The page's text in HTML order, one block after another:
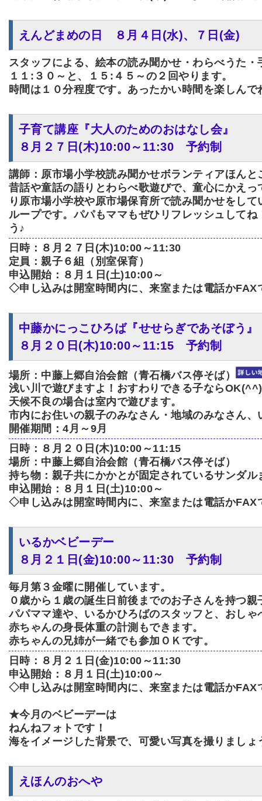
えんどまめの日 ８月４日(水)、７日(金)
スタッフによる、絵本の読み聞かせ・わらべうた
１１:３０～と、１５:４５～の２回やります。
時間は１０分程度です。あったかい時間を楽しんで
子育て講座『大人のためのおはなし会』
８月２７日(木)10:00～11:30 予約制
講師：原市場小学校読み聞かせボランティアほんと
昔話や童話の語りとわらべ歌遊びで、童心にかえ
り原市場小学校や原市場保育所で読み聞かせをし
ループです。パパもママもぜひリフレッシュして
う♪
日時：８月２７日(木)10:00～11:30
定員：親子６組（別室保育）
申込開始：８月１日(土)10:00～
◇申し込みは開室時間内に、来室または電話かFAX
中藤かにっこひろば『せせらぎであそぼう』
８月２０日(木)10:00～11:15 予約制
場所：中藤上郷自治会館（青石橋バス停そば）
浅い川で遊びますよ！おすわりできる子なら
天候不良の場合は室内で遊びます。
市内にお住いの親子のみなさん・地域のみなさん
開催期間：4月～9月
日時：８月２０日(木)10:00～11:15
場所：中藤上郷自治会館（青石橋バス停そば）
持ち物：親子共にかかとが固定されているサンダ
申込開始：８月１日(土)10:00～
◇申し込みは開室時間内に、来室または電話かFAX
いるかベビーデー
８月２１日(金)10:00～11:30 予約制
毎月第３金曜に開催しています。
０歳から１歳の誕生日前後までのお子さんを持つ
パパママ達や、いるかひろばのスタッフと、おし
赤ちゃんの身長体重の計測もできます。
赤ちゃんの兄姉が一緒でも参加ＯＫです。
日時：８月２１日(金)10:00～11:30
申込開始：８月１日(土)10:00～
◇申し込みは開室時間内に、来室または電話かFAX
★今月のベビーデーは
ねんねフォトです！
海をイメージした背景で、可愛い写真を撮りまし
えほんのおへや